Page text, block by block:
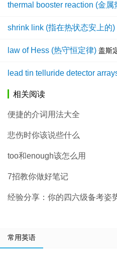
thermal booster reaction (金属
shrink link (指在热状态安上的)
law of Hess (热守恒定律) 盖斯
lead tin telluride detector
相关阅读
便捷的介词用法大全
悲伤时你该说些什么
too和enough该怎么用
7招教你做好笔记
经验分享：你的四六级备考姿
常用英语